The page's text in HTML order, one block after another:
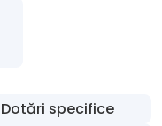
Dotări specifice